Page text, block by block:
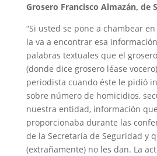
Grosero Francisco Almazán, de
“Si usted se pone a chambear
la va a encontrar esa
palabras textuales que el
(donde dice grosero léase
periodista cuando éste le pidió
sobre número de homicidios,
nuestra entidad, información
proporcionaba durante las
de la Secretaría de Seguridad y
(extrañamente) no les dan. La